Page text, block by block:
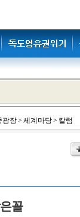
광장> 세계마당> 칼럼
꼴